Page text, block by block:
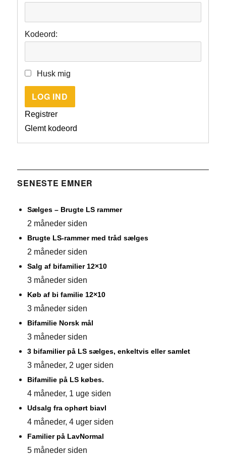
Kodeord:
Husk mig
LOG IND
Registrer
Glemt kodeord
SENESTE EMNER
Sælges – Brugte LS rammer
2 måneder siden
Brugte LS-rammer med tråd sælges
2 måneder siden
Salg af bifamilier 12×10
3 måneder siden
Køb af bi familie 12×10
3 måneder siden
Bifamilie Norsk mål
3 måneder siden
3 bifamilier på LS sælges, enkeltvis eller samlet
3 måneder, 2 uger siden
Bifamilie på LS købes.
4 måneder, 1 uge siden
Udsalg fra ophørt biavl
4 måneder, 4 uger siden
Familier på LavNormal
5 måneder siden